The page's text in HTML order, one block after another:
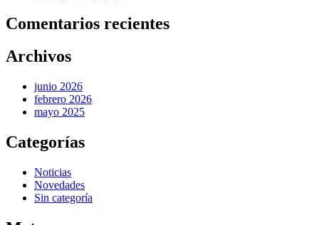
Comentarios recientes
Archivos
junio 2026
febrero 2026
mayo 2025
Categorías
Noticias
Novedades
Sin categoría